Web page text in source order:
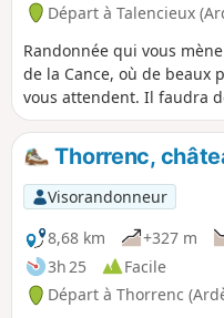
Départ à Talencieux
Randonnée qui vous
de la Cance, où de beaux
vous attendent. Il faudra
vallée de la Cance, les
la Goueille, de la Manoha
Pralong. Et bien entendu,
ce qui rend cette
même temps sportive.
d'histoire en passant près
château d'Oriol. (Lire, dans
pratiques, l'avertissement
éboulement sur ce
Thorrenc,
Visorandonneur
8,68 km
+327 m
3h 25
Facile
Départ à Thorrenc